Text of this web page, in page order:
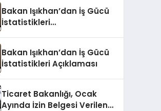
Bakan Işıkhan’dan İş Gücü
İstatistikleri
Bakan Işıkhan’dan İş Gücü
İstatistikleri Açıklaması
Ticaret Bakanlığı, Ocak
Ayında İzin Belgesi Verilen